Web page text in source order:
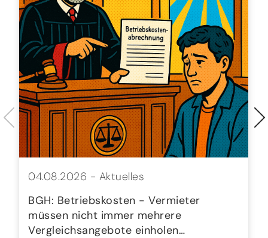
04.08.2026 - Aktuelles
BGH: Betriebskosten - Vermieter
müssen nicht immer mehrere
Vergleichsangebote einholen…